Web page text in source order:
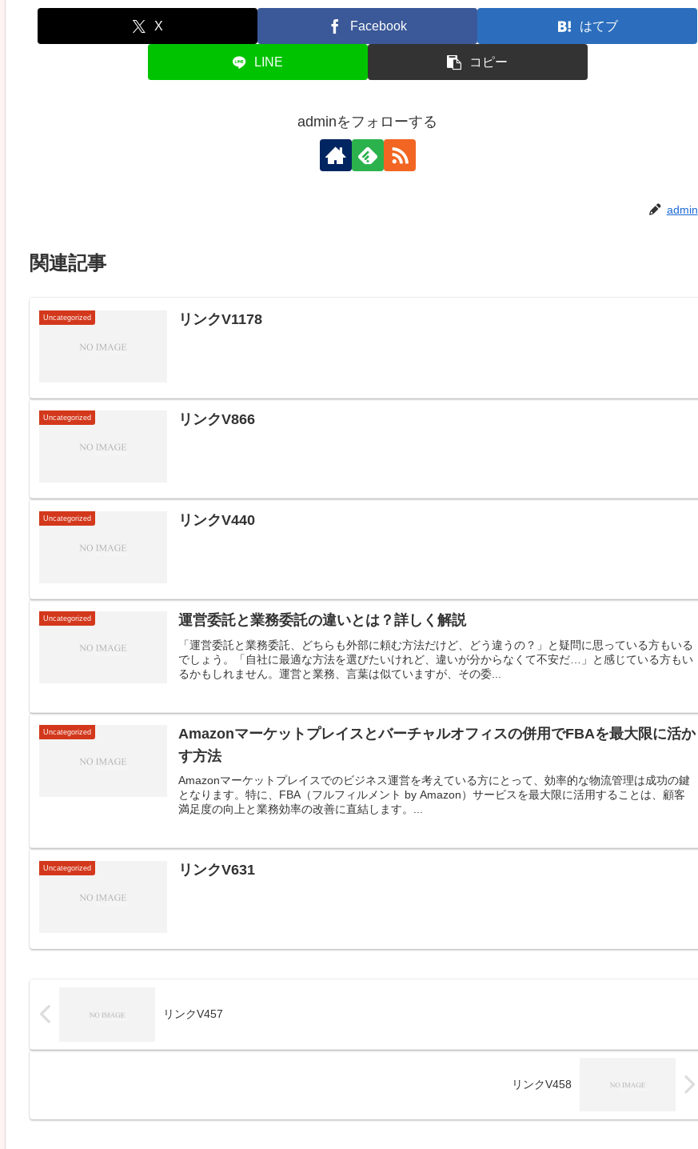
X Facebook はてブ
LINE コピー
adminをフォローする
admin
関連記事
Uncategorized リンクV1178
Uncategorized リンクV866
Uncategorized リンクV440
Uncategorized 運営委託と業務委託の違いとは？詳しく解説
「運営委託と業務委託、どちらも外部に頼む方法だけど、どう違うの？」と疑問に思っている方もいる
でしょう。「自社に最適な方法を選びたいけれど、違いが分からなくて不安だ…」と感じている方もい
るかもしれません。運営と業務、言葉は似ていますが、その委...
Uncategorized
Amazonマーケットプレイスとバーチャルオフィスの併用でFBAを最大限に活か
す方法
Amazonマーケットプレイスでのビジネス運営を考えている方にとって、効率的な物流管理は成功の鍵
となります。特に、FBA（フルフィルメント by Amazon）サービスを最大限に活用することは、顧客
満足度の向上と業務効率の改善に直結します。...
Uncategorized リンクV631
リンクV457
リンクV458